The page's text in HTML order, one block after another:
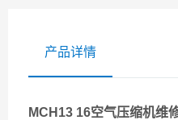
产品详情
MCH13 16空气压缩机维